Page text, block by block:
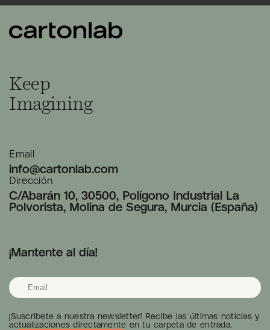
Keep
Imagining
Email
info@cartonlab.com
Dirección
C/Abarán 10, 30500, Polígono Industrial La
Polvorista, Molina de Segura, Murcia (España)
¡Mantente al día!
¡Suscribete a nuestra newsletter! Recibe las últimas noticias y
actualizaciones directamente en tu carpeta de entrada.